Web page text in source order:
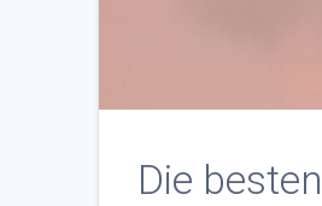
Die